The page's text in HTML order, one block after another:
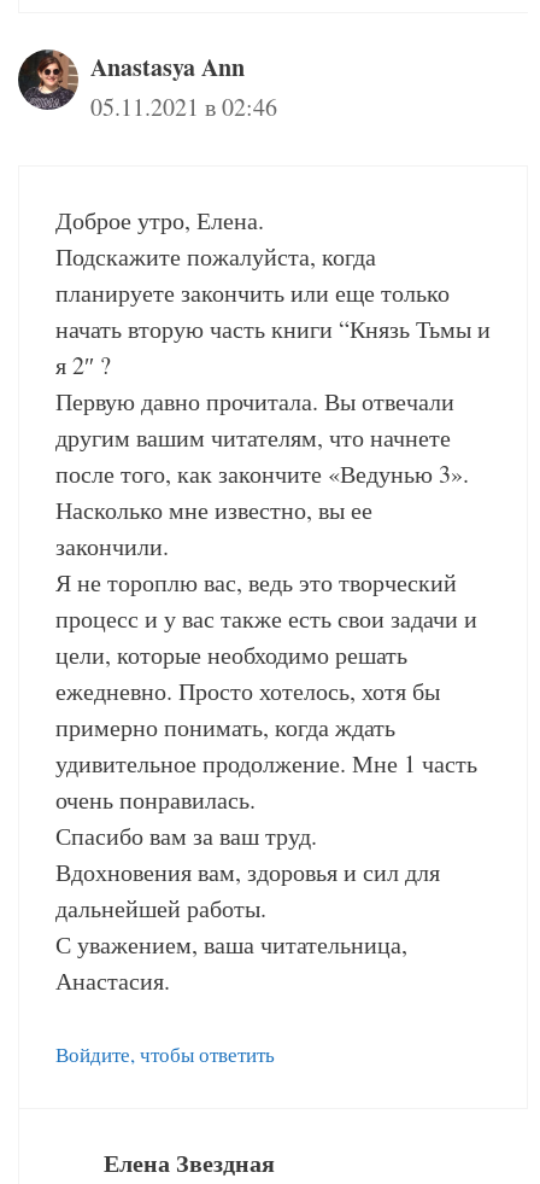
Anastasya Ann
05.11.2021 в 02:46
Доброе утро, Елена.
Подскажите пожалуйста, когда
планируете закончить или еще только
начать вторую часть книги “Князь Тьмы и
я 2″ ?
Первую давно прочитала. Вы отвечали
другим вашим читателям, что начнете
после того, как закончите «Ведунью 3».
Насколько мне известно, вы ее
закончили.
Я не тороплю вас, ведь это творческий
процесс и у вас также есть свои задачи и
цели, которые необходимо решать
ежедневно. Просто хотелось, хотя бы
примерно понимать, когда ждать
удивительное продолжение. Мне 1 часть
очень понравилась.
Спасибо вам за ваш труд.
Вдохновения вам, здоровья и сил для
дальнейшей работы.
С уважением, ваша читательница,
Анастасия.
Войдите, чтобы ответить
Елена Звездная